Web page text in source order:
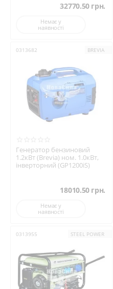
Технічна підтримка та сервіс
Надійне
найбільше.
32770.50 грн.
Немає у
наявності
0313682 BREVIA
Генератор бензиновий
1.2кВт (Brevia) ном. 1.0кВт,
інверторний (GP1200iS)
18010.50 грн.
Немає у
наявності
0313955 STEEL POWER